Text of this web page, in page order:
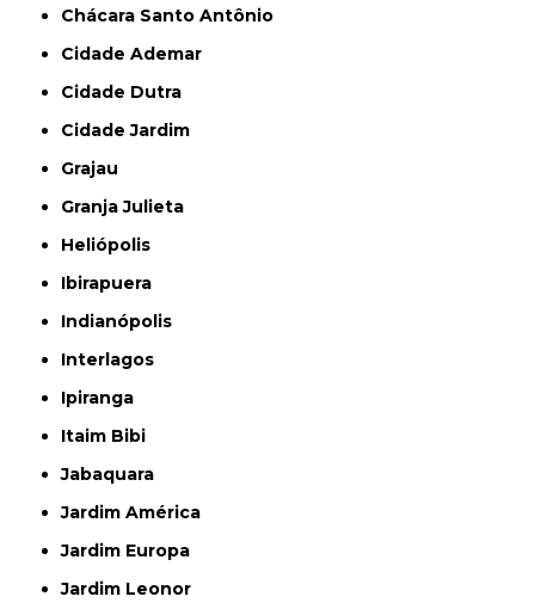
Chácara Santo Antônio
Cidade Ademar
Cidade Dutra
Cidade Jardim
Grajau
Granja Julieta
Heliópolis
Ibirapuera
Indianópolis
Interlagos
Ipiranga
Itaim Bibi
Jabaquara
Jardim América
Jardim Europa
Jardim Leonor